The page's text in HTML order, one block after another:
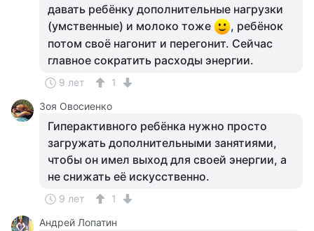
давать ребёнку дополнительные нагрузки
(умственные) и молоко тоже
, ребёнок
потом своё нагонит и перегонит. Сейчас
главное сократить расходы энергии.
9 лет
1
Зоя Овосиенко
Гиперактивного ребёнка нужно просто
загружать дополнительными занятиями,
чтобы он имел выход для своей энергии, а
не снижать её искусственно.
9 лет
1
Андрей Лопатин